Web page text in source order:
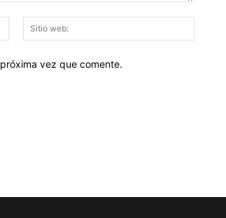
Correo
electrónico:*
web:
vez que comente.